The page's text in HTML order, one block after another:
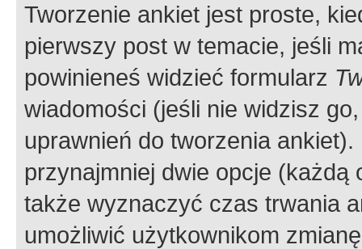
Tworzenie ankiet jest proste,
pierwszy post w temacie, jeśli
powinieneś widzieć formularz
wiadomości (jeśli nie widzisz
uprawnień do tworzenia
przynajmniej dwie opcje
także wyznaczyć czas trwania
umożliwić użytkownikom